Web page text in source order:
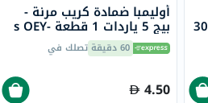
أوليمبا ضمادة كريب مرنة -
بيج 5 ياردات 1 قطعة s OEY-
111-4 60 دقيقة تصلك في
4.50